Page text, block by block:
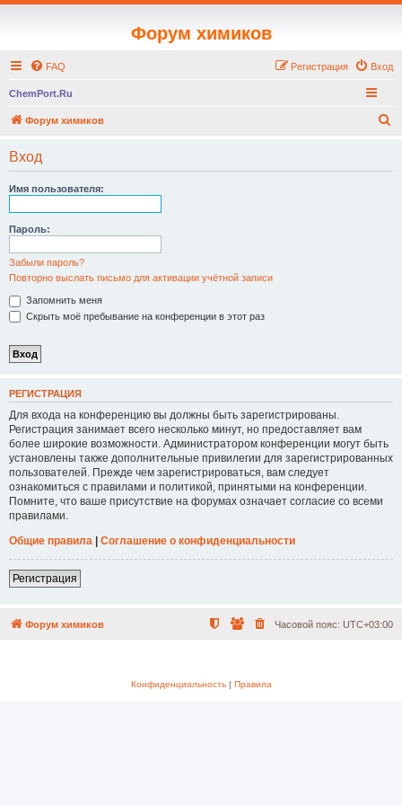
Форум химиков
FAQ Вход
Регистрация
ChemPort.Ru
Форум химиков
Вход
Имя пользователя:
Пароль:
Забыли пароль?
Повторно выслать письмо для активации учётной записи
Запомнить меня
Скрыть моё пребывание на конференции в этот раз
РЕГИСТРАЦИЯ
Для входа на конференцию вы должны быть зарегистрированы.
Регистрация занимает всего несколько минут, но предоставляет вам
более широкие возможности. Администратором конференции могут быть
установлены также дополнительные привилегии для зарегистрированных
пользователей. Прежде чем зарегистрироваться, вам следует
ознакомиться с правилами и политикой, принятыми на конференции.
Помните, что ваше присутствие на форумах означает согласие со всеми
правилами.
Общие правила | Соглашение о конфиденциальности
Регистрация
Форум химиков Часовой пояс: UTC+03:00
Конфиденциальность| Правила